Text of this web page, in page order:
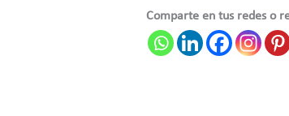
Comparte en tus redes o